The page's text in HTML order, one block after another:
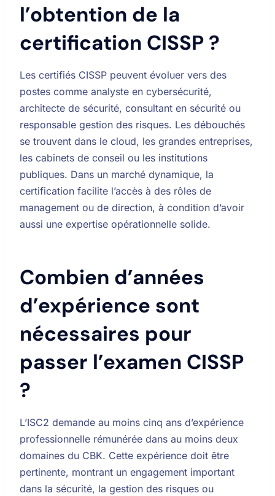
l’obtention de la
certification CISSP ?
Les certifiés CISSP peuvent évoluer vers des
postes comme analyste en cybersécurité,
architecte de sécurité, consultant en sécurité ou
responsable gestion des risques. Les débouchés
se trouvent dans le cloud, les grandes entreprises,
les cabinets de conseil ou les institutions
publiques. Dans un marché dynamique, la
certification facilite l’accès à des rôles de
management ou de direction, à condition d’avoir
aussi une expertise opérationnelle solide.
Combien d’années
d’expérience sont
nécessaires pour
passer l’examen CISSP
?
L’ISC2 demande au moins cinq ans d’expérience
professionnelle rémunérée dans au moins deux
domaines du CBK. Cette expérience doit être
pertinente, montrant un engagement important
dans la sécurité, la gestion des risques ou